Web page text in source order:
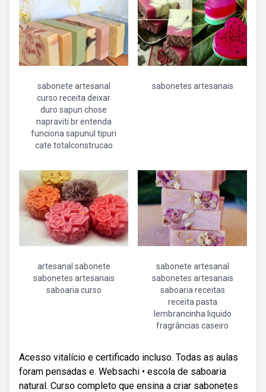
sabonete artesanal
curso receita deixar
duro sapun chose
napraviti br entenda
funciona sapunul tipuri
cate totalconstrucao
sabonetes artesanais
artesanal sabonete
sabonetes artesanais
saboaria curso
sabonete artesanal
sabonetes artesanais
saboaria receitas
receita pasta
lembrancinha liquido
fragrâncias caseiro
Acesso vitalício e certificado incluso. Todas as aulas
foram pensadas e. Websachi • escola de saboaria
natural. Curso completo que ensina a criar sabonetes